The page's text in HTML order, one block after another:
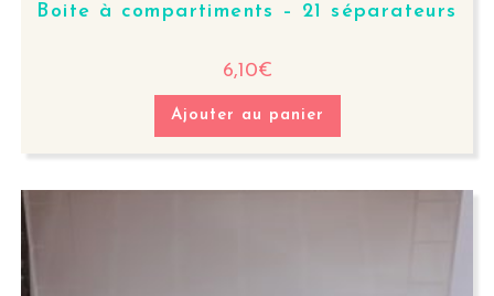
Boite à compartiments – 21 séparateurs
6,10€
Ajouter au panier